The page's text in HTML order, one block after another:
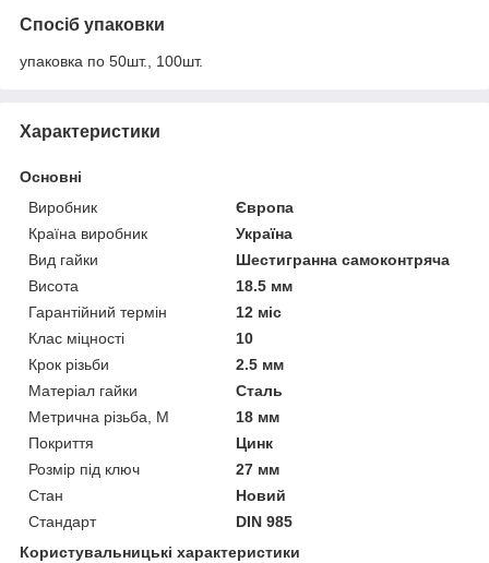
Спосіб упаковки
упаковка по 50шт., 100шт.
Характеристики
Основні
Виробник
Європа
Країна виробник
Україна
Вид гайки
Шестигранна самоконтряча
Висота
18.5 мм
Гарантійний термін
12 міс
Клас міцності
10
Крок різьби
2.5 мм
Матеріал гайки
Сталь
Метрична різьба, М
18 мм
Покриття
Цинк
Розмір під ключ
27 мм
Стан
Новий
Стандарт
DIN 985
Користувальницькі характеристики